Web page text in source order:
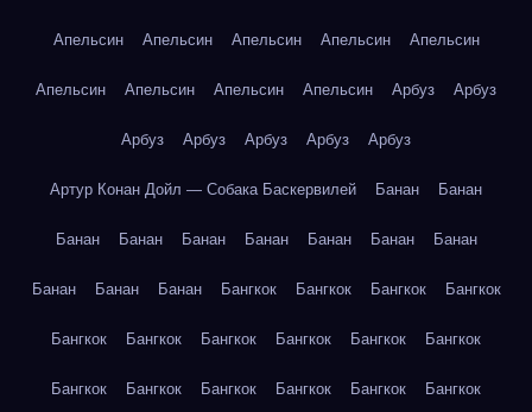
Апельсин Апельсин Апельсин Апельсин Апельсин
Апельсин Апельсин Апельсин Апельсин Арбуз Арбуз
Арбуз Арбуз Арбуз Арбуз Арбуз
Артур Конан Дойл — Собака Баскервилей Банан Банан
Банан Банан Банан Банан Банан Банан Банан
Банан Банан Банан Бангкок Бангкок Бангкок Бангкок
Бангкок Бангкок Бангкок Бангкок Бангкок Бангкок
Бангкок Бангкок Бангкок Бангкок Бангкок Бангкок